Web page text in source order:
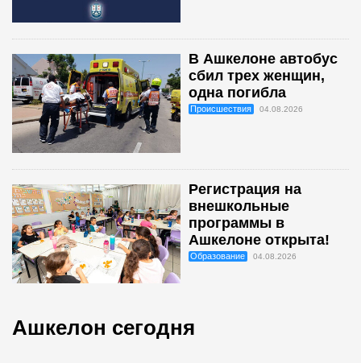
В Ашкелоне автобус
сбил трех женщин,
одна погибла
Происшествия 04.08.2026
Регистрация на
внешкольные
программы в
Ашкелоне открыта!
Образование 04.08.2026
Ашкелон сегодня